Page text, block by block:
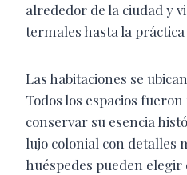
alrededor de la ciudad y
termales hasta la
Las habitaciones se
Todos los espacios
conservar su esencia
lujo colonial con detalles
huéspedes pueden